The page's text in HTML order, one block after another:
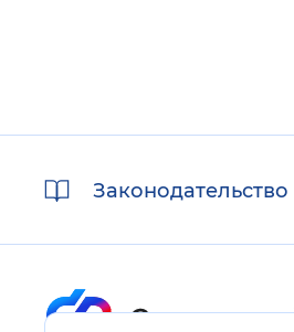
ссылкиЗаконодательство